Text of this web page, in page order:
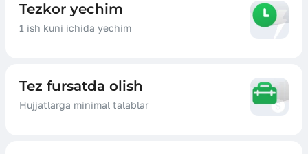
Tezkor yechim
1 ish kuni ichida yechim
Tez fursatda olish
Hujjatlarga minimal talablar